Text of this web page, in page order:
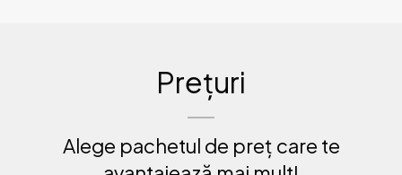
Prețuri
Alege pachetul de preț care te